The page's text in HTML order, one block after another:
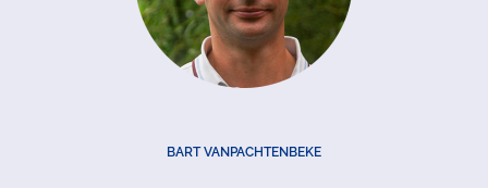
BART VANPACHTENBEKE